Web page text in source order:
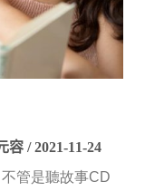
容 / 2021-11-24
管是聽故事CD